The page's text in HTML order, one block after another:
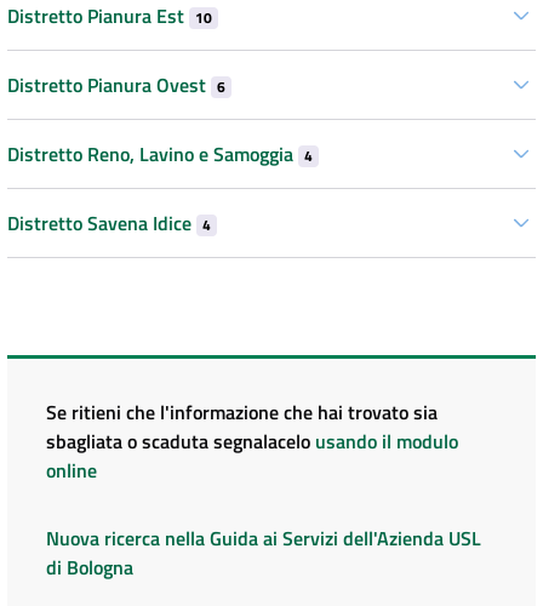
Distretto Pianura Est 10
Distretto Pianura Ovest 6
Distretto Reno, Lavino e Samoggia 4
Distretto Savena Idice 4
Se ritieni che l'informazione che hai trovato sia
sbagliata o scaduta segnalacelo usando il modulo
online
Nuova ricerca nella Guida ai Servizi dell'Azienda USL
di Bologna